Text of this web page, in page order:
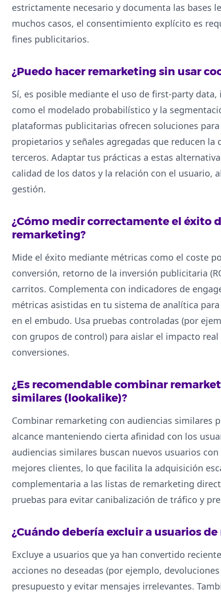
estrictamente necesario y documenta las bases
muchos casos, el consentimiento explícito es
fines publicitarios.
¿Puedo hacer remarketing sin usar
Sí, es posible mediante el uso de first-party
como el modelado probabilístico y la
plataformas publicitarias ofrecen soluciones
propietarios y señales agregadas que reducen la
terceros. Adaptar tus prácticas a estas
calidad de los datos y la relación con el usuario,
gestión.
¿Cómo medir correctamente el éxito
remarketing?
Mide el éxito mediante métricas como el coste
conversión, retorno de la inversión publicitaria
carritos. Complementa con indicadores de
métricas asistidas en tu sistema de analítica
en el embudo. Usa pruebas controladas (por
con grupos de control) para aislar el impacto
conversiones.
¿Es recomendable combinar
similares (lookalike)?
Combinar remarketing con audiencias similares
alcance manteniendo cierta afinidad con los
audiencias similares buscan nuevos usuarios
mejores clientes, lo que facilita la adquisición
complementaria a las listas de remarketing
pruebas para evitar canibalización de tráfico y
¿Cuándo debería excluir a usuarios
Excluye a usuarios que ya han convertido
acciones no deseadas (por ejemplo,
presupuesto y evitar mensajes irrelevantes.